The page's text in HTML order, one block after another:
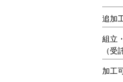
追加
組立
（受
加工